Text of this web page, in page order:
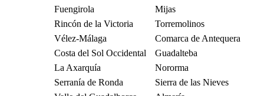
Fuengirola
Mijas
Rincón de la Victoria
Torremolinos
Vélez-Málaga
Comarca de Antequera
Costa del Sol Occidental
Guadalteba
La Axarquía
Nororma
Serranía de Ronda
Sierra de las Nieves